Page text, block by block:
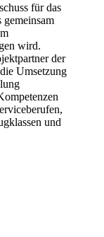
für das
wird.
der
Umsetzung
und